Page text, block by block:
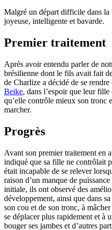
Malgré un départ difficile dans
joyeuse, intelligente et bavarde.
Premier traitement
Après avoir entendu parler de
brésilienne dont le fils avait fait
de Charlize a décidé de se rendre
Beike, dans l’espoir que leur
qu’elle contrôle mieux son tronc
marcher.
Progrès
Avant son premier traitement en
indiqué que sa fille ne contrôlait
était incapable de se relever
raison d’un manque de
initiale, ils ont observé des
développement, ainsi que dans
son cou et de son tronc, à
se déplacer plus rapidement et à
bouger ses jambes et d’autres